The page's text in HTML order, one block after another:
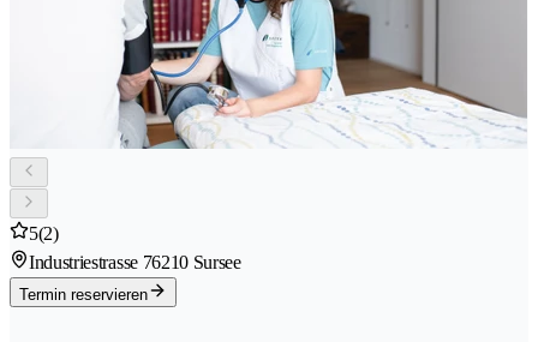
5(2)
Industriestrasse 76210 Sursee
Termin reservieren